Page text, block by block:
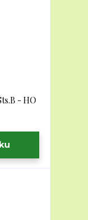
- HO